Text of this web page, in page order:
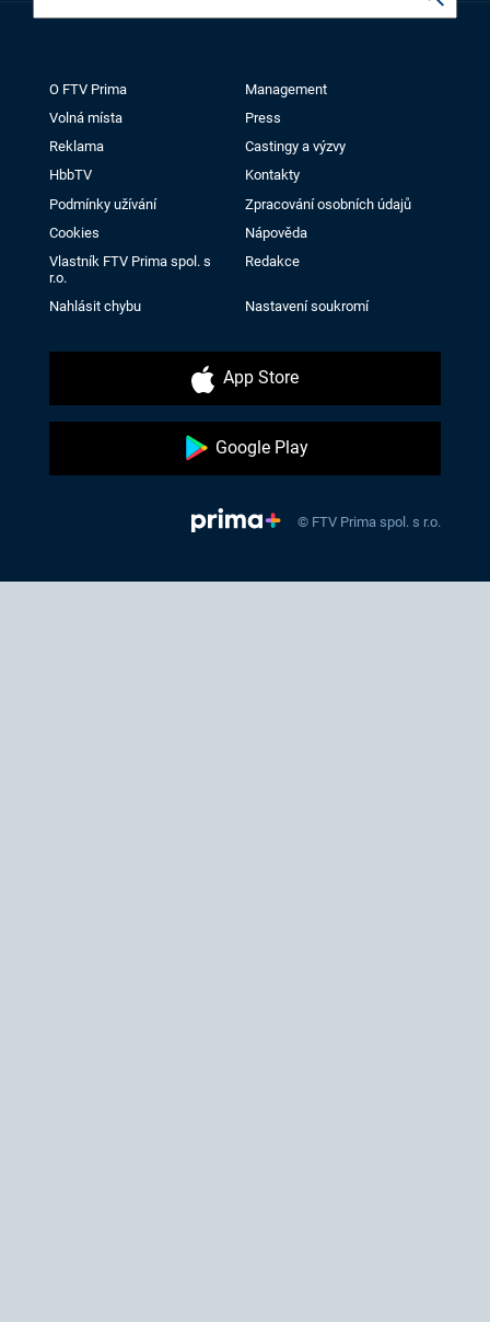
O FTV Prima
Management
Volná místa
Press
Reklama
Castingy a výzvy
HbbTV
Kontakty
Podmínky užívání
Zpracování osobních údajů
Cookies
Nápověda
Vlastník FTV Prima spol. s
r.o.
Redakce
Nahlásit chybu Nastavení soukromí
App Store
Google Play
© FTV Prima spol. s r.o.